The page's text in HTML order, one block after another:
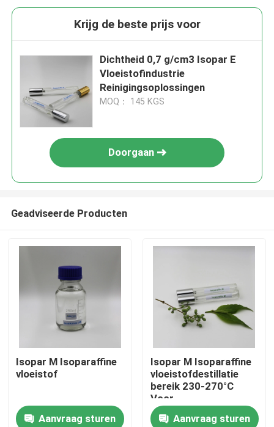
Krijg de beste prijs voor
Dichtheid 0,7 g/cm3 Isopar E
Vloeistofindustrie
Reinigingsoplossingen
MOQ： 145 KGS
Doorgaan
Geadviseerde Producten
Isopar M Isoparaffine
vloeistof
Aanvraag sturen
Isopar M Isoparaffine
vloeistofdestillatie
bereik 230-270°C
Voor
Aanvraag sturen